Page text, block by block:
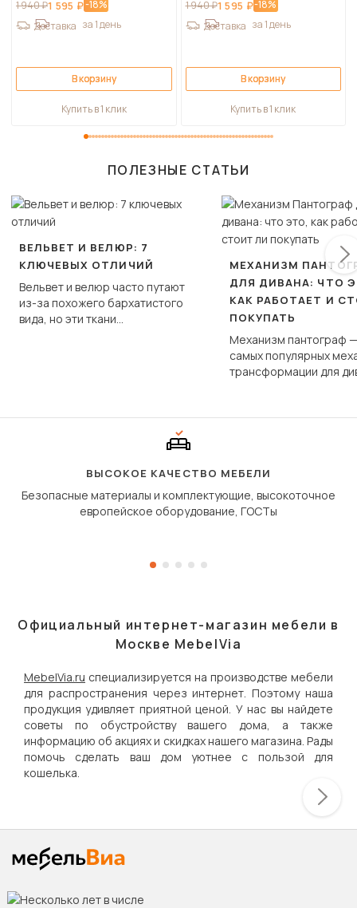
1 940 ₽1 595 ₽-18%
Доставка за 1 день
В корзину
Купить в 1 клик
1 940 ₽1 595 ₽-18%
Доставка за 1 день
В корзину
Купить в 1 клик
ПОЛЕЗНЫЕ СТАТЬИ
ВЕЛЬВЕТ И ВЕЛЮР: 7
КЛЮЧЕВЫХ ОТЛИЧИЙ
Вельвет и велюр часто путают
из-за похожего бархатистого
вида, но эти ткани
МЕХАНИЗМ
ДЛЯ ДИВАНА: ЧТО
КАК РАБОТАЕТ И
ПОКУПАТЬ
Механизм пантограф
самых популярных
трансформации для
сиденье не
дугообразной
ВЫСОКОЕ КАЧЕСТВО МЕБЕЛИ
Безопасные материалы и комплектующие, высокоточное
европейское оборудование, ГОСТы
Официальный интернет-магазин мебели в
Москве MebelVia
MebelVia.ru специализируется на производстве мебели
для распространения через интернет. Поэтому наша
продукция удивляет приятной ценой. У нас вы найдете
советы по обустройству вашего дома, а также
информацию об акциях и скидках нашего магазина. Рады
помочь сделать ваш дом уютнее с пользой для
кошелька.